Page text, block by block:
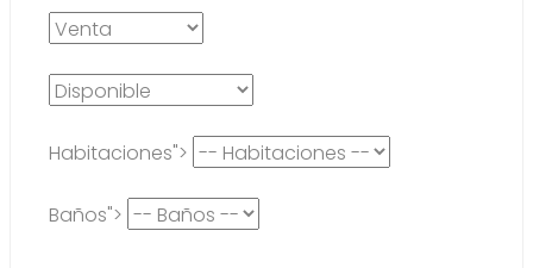
Habitaciones">
Baños">